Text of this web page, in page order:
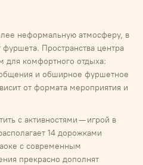
неформальную атмосферу, в
фуршета. Пространства центра
комфортного отдыха:
и обширное фуршетное
от формата мероприятия и
с активностями — игрой в
14 дорожками
с современным
прекрасно дополнят